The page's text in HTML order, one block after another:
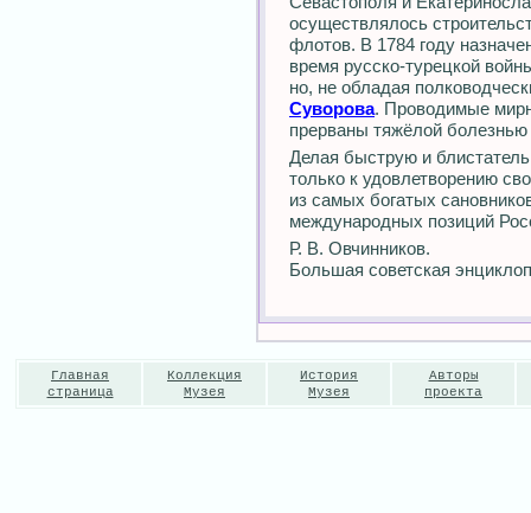
осуществлялось
флотов. В 1784 году
время русско-турецкой
но, не обладая
Суворова. Проводимые
прерваны тяжёлой
Делая быструю и
только к удовлетворению
из самых богатых
международных позиций
Р. В. Овчинников.
Большая советская
Главная
страница
Коллекция
Музея
История
Музея
Авторы
проекта